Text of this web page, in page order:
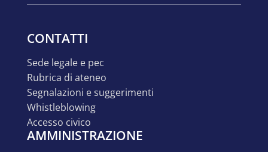
CONTATTI
sede legale e pec
rubrica di ateneo
segnalazioni e suggerimenti
whistleblowing
accesso civico
AMMINISTRAZIONE